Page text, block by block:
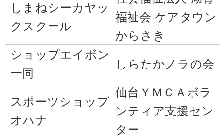
しまねシーカヤッ
クスクール
福祉会 ケアタウン
からさき
ショップエイボン
一同
しらたかノラの会
スポーツショップ
オハナ
仙台ＹＭＣＡボラ
ンティア支援セン
ター